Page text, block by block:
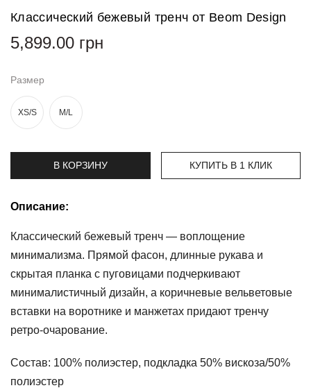
и поло
Джинсы
Топы
и
боди
Нижнее
сумочки
Туники и
комбинезоны
Шорты
Юбки
Классический бежевый тренч от Beom Design
5,899.00 грн
Размер
XS/S M/L
В КОРЗИНУ КУПИТЬ В 1 КЛИК
Описание:
Классический бежевый тренч — воплощение
минимализма. Прямой фасон, длинные рукава и
скрытая планка с пуговицами подчеркивают
минималистичный дизайн, а коричневые вельветовые
вставки на воротнике и манжетах придают тренчу
ретро-очарование.
Состав: 100% полиэстер, подкладка 50% вискоза/50%
полиэстер